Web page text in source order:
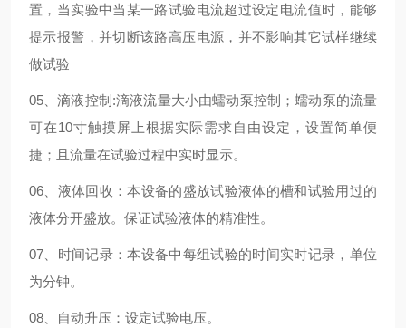
置，当实验中当某一路试验电流超过设定电流值时，能够
提示报警，并切断该路高压电源，并不影响其它试样继续
做试验
05、滴液控制:滴液流量大小由蠕动泵控制；蠕动泵的流量
可在10寸触摸屏上根据实际需求自由设定，设置简单便
捷；且流量在试验过程中实时显示。
06、液体回收：本设备的盛放试验液体的槽和试验用过的
液体分开盛放。保证试验液体的精准性。
07、时间记录：本设备中每组试验的时间实时记录，单位
为分钟。
08、自动升压：设定试验电压。